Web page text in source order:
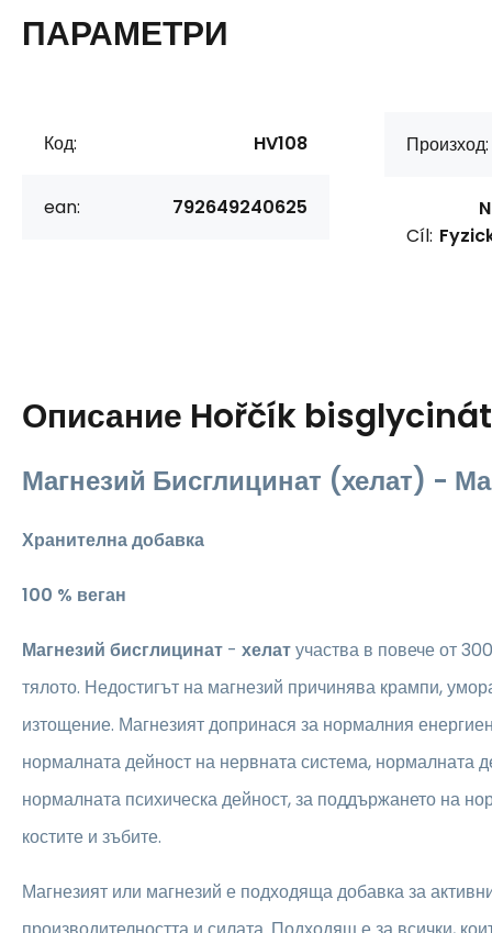
ПАРАМЕТРИ
Код: HV108
ean: 792649240625
Произход:
Cíl:
Описание Hořčík bisglycinát
Магнезий Бисглицинат (хелат) -
Хранителна добавка
100 % веган
Магнезий бисглицинат - хелатучаства в повече от
тялото. Недостигът на магнезий причинява крампи,
изтощение. Магнезият допринася за нормалния
нормалната дейност на нервната система, нормалната
нормалната психическа дейност, за поддържането на
костите и зъбите.
Магнезият или магнезий е подходяща добавка за